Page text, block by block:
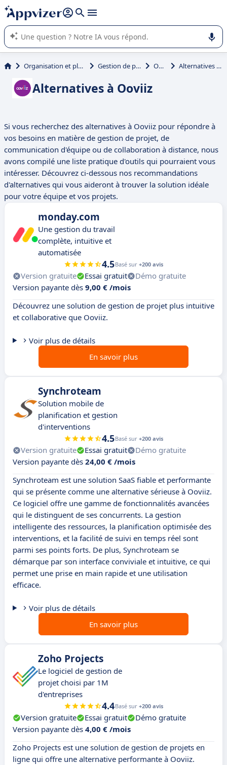
répondre (plusieurs lignes avec
L'IA de Appvizer vous guide dans l'utilisation ou la sélection de
logiciel SaaS en entreprise.
Organisation et planification Gestion de planning Ooviiz Alternatives à Ooviiz
Alternatives à Ooviiz
Si vous recherchez des alternatives à Ooviiz pour répondre à
vos besoins en matière de gestion de projet, de
communication d'équipe ou de collaboration à distance, nous
avons compilé une liste pratique d'outils qui pourraient vous
intéresser. Découvrez ci-dessous nos recommandations
d'alternatives qui vous aideront à trouver la solution idéale
pour votre équipe et vos projets.
monday.com
Une gestion du travail
complète, intuitive et
automatisée
4.5Basé sur +200 avis
Version gratuite Essai gratuit
Démo gratuite
Version payante dès 9,00 € /mois
Découvrez une solution de gestion de projet plus intuitive
et collaborative que Ooviiz.
Voir plus de détails
En savoir plus
Synchroteam
Solution mobile de
planification et gestion
d'interventions
4.5Basé sur +200 avis
Version gratuite Essai gratuit
Démo gratuite
Version payante dès 24,00 € /mois
Synchroteam est une solution SaaS fiable et performante
qui se présente comme une alternative sérieuse à Ooviiz.
Ce logiciel offre une gamme de fonctionnalités avancées
qui le distinguent de ses concurrents. La gestion
intelligente des ressources, la planification optimisée des
interventions, et la facilité de suivi en temps réel sont
parmi ses points forts. De plus, Synchroteam se
démarque par son interface conviviale et intuitive, ce qui
permet une prise en main rapide et une utilisation
efficace.
Voir plus de détails
En savoir plus
Zoho Projects
Le logiciel de gestion de
projet choisi par 1M
d'entreprises
4.4Basé sur +200 avis
Version gratuite Essai gratuit
Démo gratuite
Version payante dès 4,00 € /mois
Zoho Projects est une solution de gestion de projets en
ligne qui offre une alternative performante à Ooviiz.